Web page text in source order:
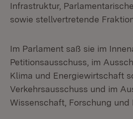
Infrastruktur,
sowie stellvertretende
Im Parlament saß sie im
Petitionsausschuss, im
Klima und Energiewirtschaft
Verkehrsausschuss und im
Wissenschaft, Forschung und